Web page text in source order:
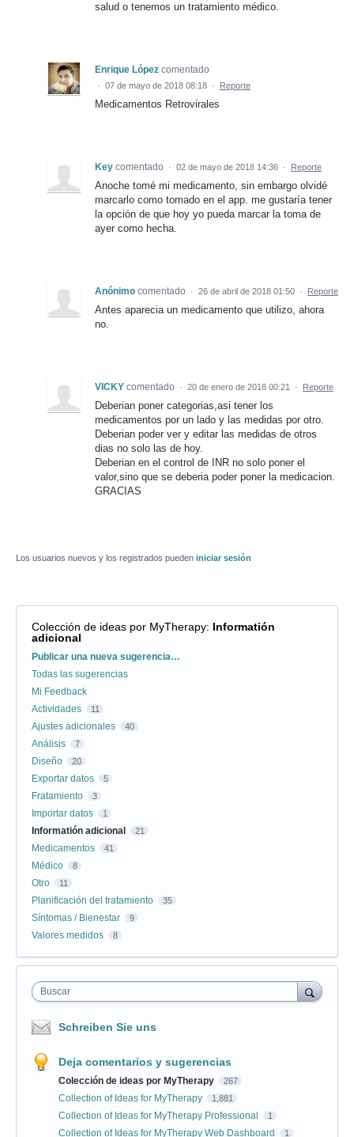
salud o tenemos un tratamiento médico.
Enrique López comentado
· 07 de mayo de 2018 08:18 · Reporte
Medicamentos Retrovirales
Key comentado · 02 de mayo de 2018 14:36 · Reporte
Anoche tomé mi medicamento, sin embargo olvidé
marcarlo como tomado en el app. me gustaría tener
la opción de que hoy yo pueda marcar la toma de
ayer como hecha.
Anónimo comentado · 26 de abril de 2018 01:50 · Reporte
Antes aparecia un medicamento que utilizo, ahora
no.
VICKY comentado · 20 de enero de 2018 00:21 · Reporte
Deberian poner categorias,asi tener los
medicamentos por un lado y las medidas por otro.
Deberian poder ver y editar las medidas de otros
dias no solo las de hoy.
Deberian en el control de INR no solo poner el
valor,sino que se deberia poder poner la medicacion.
GRACIAS
Los usuarios nuevos y los registrados pueden iniciar sesión
Colección de ideas por MyTherapy: Informatión
adicional
Categorías
Publicar una nueva sugerencia…
Todas las sugerencias
Mi Feedback
Actividades
11
Ajustes adicionales 40
Análisis 7
Diseño 20
Exportar datos 5
Fratamiento 3
Importar datos 1
Informatión adicional 21
Medicamentos 41
Médico 8
Otro 11
Planificación del tratamiento 35
Síntomas / Bienestar 9
Valores medidos 8
Buscar
Schreiben Sie uns
Deja comentarios y sugerencias
Colección de ideas por MyTherapy 267
Collection of Ideas for MyTherapy 1,881
Collection of Ideas for MyTherapy Professional 1
Collection of Ideas for MyTherapy Web Dashboard 1